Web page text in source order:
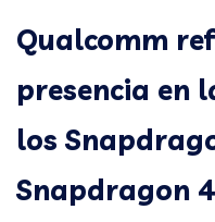
Qualcomm
presencia en
los
Snapdragon